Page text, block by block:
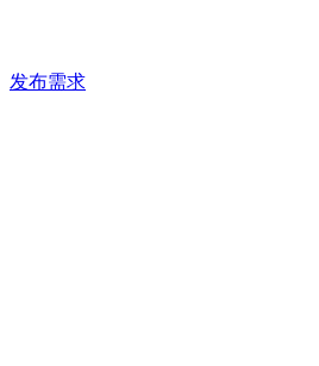
发布需求